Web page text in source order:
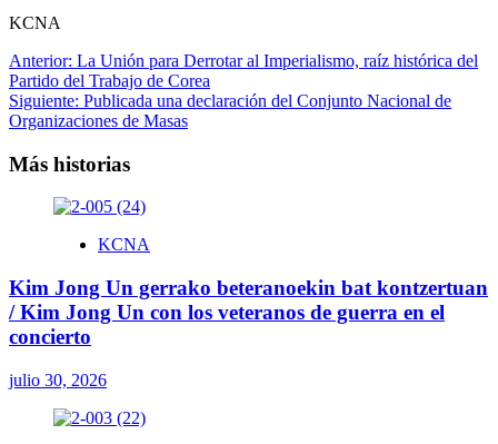
KCNA
Navegación
de
entradas
Anterior: La Unión para Derrotar al Imperialismo, raíz histórica del
Partido del Trabajo de Corea
Siguiente: Publicada una declaración del Conjunto Nacional de
Organizaciones de Masas
Más historias
KCNA
Kim Jong Un gerrako beteranoekin bat kontzertuan
/ Kim Jong Un con los veteranos de guerra en el
concierto
julio 30, 2026